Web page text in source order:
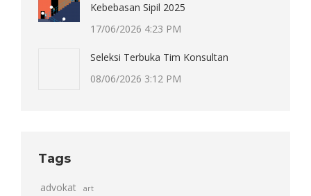
Kebebasan Sipil 2025
17/06/2026 4:23 PM
Seleksi Terbuka Tim Konsultan
08/06/2026 3:12 PM
Tags
advokat art